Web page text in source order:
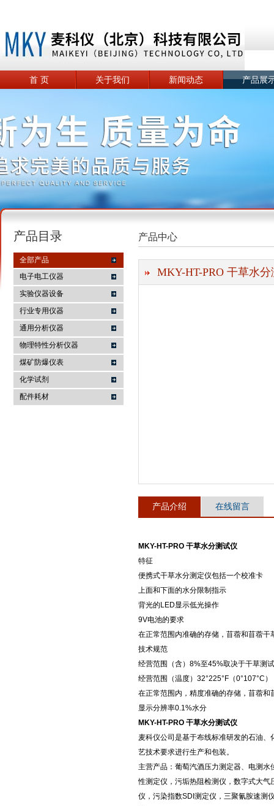
麦科仪（北京）科技有限公司
首 页 关于我们 新闻动态 产品展
产品目录
全部产品
电子电工仪器
实验仪器设备
行业专用仪器
通用分析仪器
物理特性分析仪器
煤矿防爆仪表
化学试剂
配件耗材
产品中心
MKY-HT-PRO 干草水
产品介绍 在线留言
MKY-HT-PRO 干草水分测试仪
特征
便携式干草水分测定仪包括一个校准卡
上面和下面的水分限制指示
背光的LED显示低光操作
9V电池的要求
在正常范围内准确的存储，苜蓿和苜蓿干
技术规范
经营范围（含）8%至45%取决于干草测试
经营范围（温度）32°225°F（0°107°C）
在正常范围内，精度准确的存储，苜蓿和
显示分辨率0.1%水分
MKY-HT-PRO 干草水分测试仪
麦科仪公司是基于布线标准研发的石油
艺技术要求进行生产和包装。
主营产品：葡萄汽酒压力测定器、电测
性测定仪，污垢热阻检测仪，数字式大
仪，污染指数SDI测定仪，三聚氰胺速测